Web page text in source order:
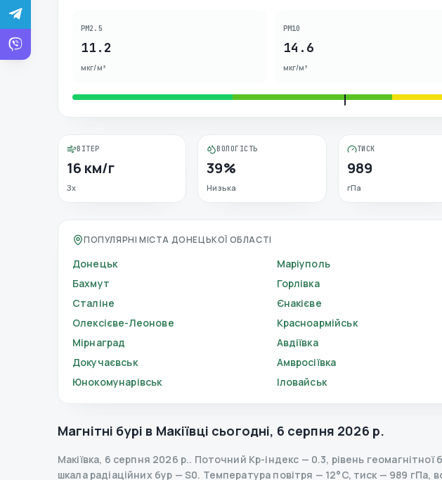
PM2.5
11.2
мкг/м³
PM10
14.6
мкг/м³
ВІТЕР
16 км/г
Зх
ВОЛОГІСТЬ
39%
Низька
ТИСК
989
гПа
ПОПУЛЯРНІ МІСТА ДОНЕЦЬКОЇ ОБЛАСТІ
Донецьк Маріуполь
Бахмут
Горлівка
Сталіне
Єнакієве
Олексієве-Леонове
Красноармійськ
Мірнаград
Авдіївка
Докучаєвськ
Амвросіївка
Юнокомунарівськ
Іловайськ
Магнітні бурі в Макіївці сьогодні, 6 серпня 2026 р.
Макіївка, 6 серпня 2026 р.. Поточний Kp-індекс — 0.3, рівень геомагнітної
шкала радіаційних бур — S0. Температура повітря — 12°C, тиск — 989 гПа,